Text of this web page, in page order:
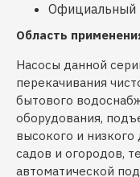
Официальный
Область
Насосы данной
перекачивания
бытового
оборудования,
высокого и
садов и огородов,
автоматической